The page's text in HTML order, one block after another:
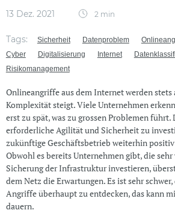
13 Dez. 2021 2 min
Tags: Sicherheit Datenproblem
Cyber
Digitalisierung Internet
Risikomanagement
Onlineangriffe aus dem Internet werden stets
Komplexität steigt. Viele Unternehmen
erst zu spät, was zu grossen Problemen führt.
erforderliche Agilität und Sicherheit zu
zukünftige Geschäftsbetrieb weiterhin
Obwohl es bereits Unternehmen gibt, die
Sicherung der Infrastruktur investieren,
dem Netz die Erwartungen. Es ist sehr
Angriffe überhaupt zu entdecken, das kann
dauern.